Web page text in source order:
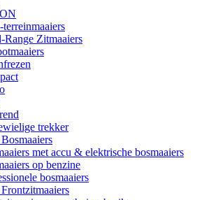
Zitmaaiers
trekker
met accu & elektrische bosmaaiers
op benzine
bosmaaiers